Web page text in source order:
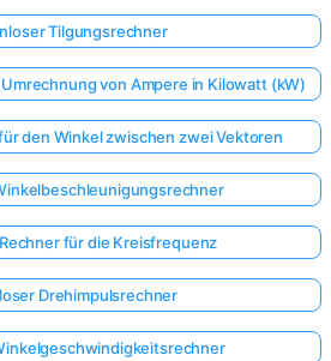
Tilgungsrechner
von Ampere in Kilowatt (kW)
den Winkel zwischen zwei Vektoren
für die Kreisfrequenz
Drehimpulsrechner